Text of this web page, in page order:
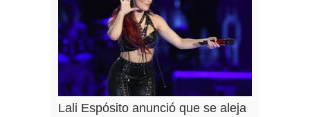
Lali Espósito anunció que se aleja